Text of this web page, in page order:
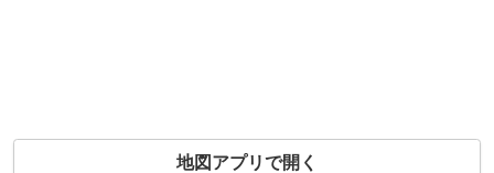
地図アプリで開く